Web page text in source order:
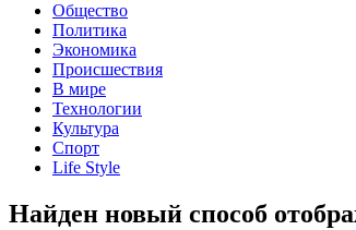
Общество
Политика
Экономика
Происшествия
В мире
Технологии
Культура
Спорт
Life Style
Найден новый способ